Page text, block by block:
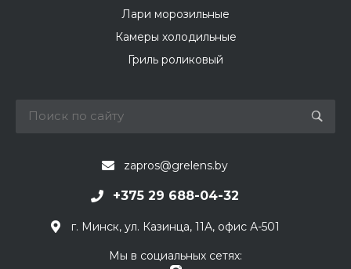
Лари морозильные
Камеры холодильные
Гриль роликовый
zapros@grelens.by
+375 29 688-04-32
г. Минск, ул. Казинца, 11А, офис А-501
Мы в социальных сетях: